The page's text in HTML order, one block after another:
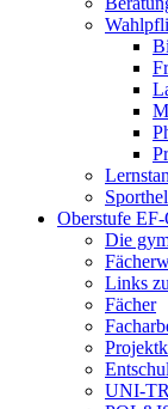
Oberstufe EF-
Die
Links
Fächer
UNI-